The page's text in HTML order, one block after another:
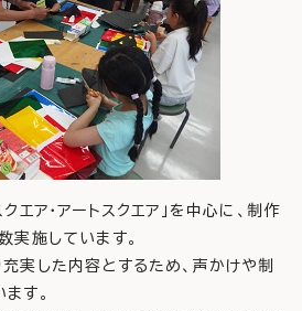
エア・アートスクエア」を中心に、制作
実施しています。
実した内容とするため、声かけや制
す。